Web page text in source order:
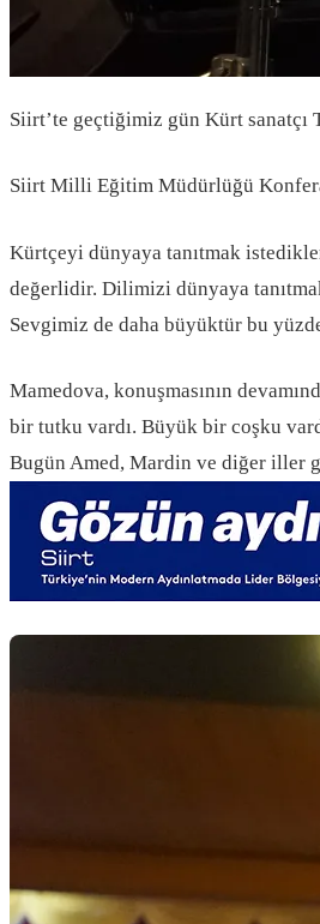
Siirt’te geçtiğimiz gün Kürt sanatçı
Siirt Milli Eğitim Müdürlüğü
Kürtçeyi dünyaya tanıtmak
değerlidir. Dilimizi dünyaya
Sevgimiz de daha büyüktür bu
Mamedova, konuşmasının
bir tutku vardı. Büyük bir coşku
Bugün Amed, Mardin ve diğer iller